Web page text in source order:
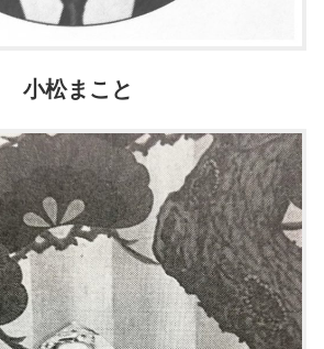
小松まこと